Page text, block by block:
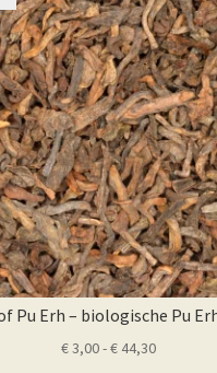
Pu Erh – biologische Pu
€3,00-€ 44,30